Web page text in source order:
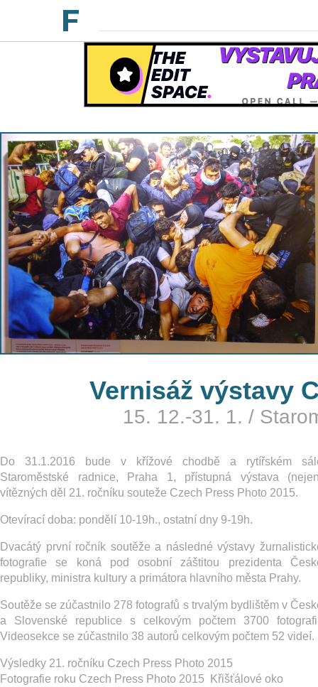
Vernisáž výstavy
15. 12.-31. 1. /
Do 31.1.2016 bude v křížové chodbě a rytířském
Staroměstské radnice, Praha 1, přístupná výstava
vítězných děl 21. ročníku souteže Czech Press Photo 2015.
Otevírací doba: pondělí 10-19h., ostatní dny 9-19h.
Dvacátý první ročník soutěže a následné výstavy
fotografie se koná pod osobní záštitou prezidenta
republiky, ministra kultury a primátora hlavního města Prahy.
Soutěže se zúčastnilo 278 fotografů s trvalým bydlištěm v
a Slovenské republice s celkovým počtem 3700
Videosekce se zúčastnilo 38 autorů celkovým počtem 52 videí.
Výsledky 21. ročníku Czech Press Photo 2015
Fotografie roku Czech Press Photo 2015 ­ Křišťálové oko